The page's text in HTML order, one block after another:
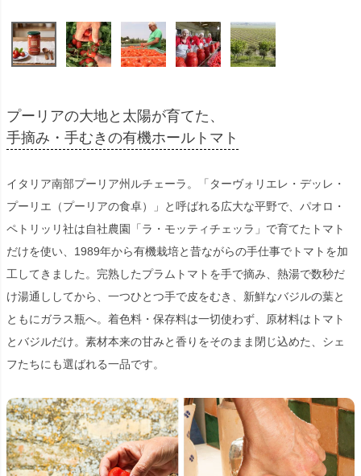
プーリアの大地と太陽が育てた、
手摘み・手むきの有機ホールトマト
イタリア南部プーリア州ルチェーラ。「ターヴォリエレ・デッレ・
プーリエ（プーリアの食卓）」と呼ばれる広大な平野で、パオロ・
ペトリッリ社は自社農園「ラ・モッティチェッラ」で育てたトマト
だけを使い、1989年から有機栽培と昔ながらの手仕事でトマトを加
工してきました。完熟したプラムトマトを手で摘み、熱湯で数秒だ
け湯通ししてから、一つひとつ手で皮をむき、新鮮なバジルの葉と
ともにガラス瓶へ。着色料・保存料は一切使わず、原材料はトマト
とバジルだけ。素材本来の甘みと香りをそのまま閉じ込めた、シェ
フたちにも選ばれる一品です。